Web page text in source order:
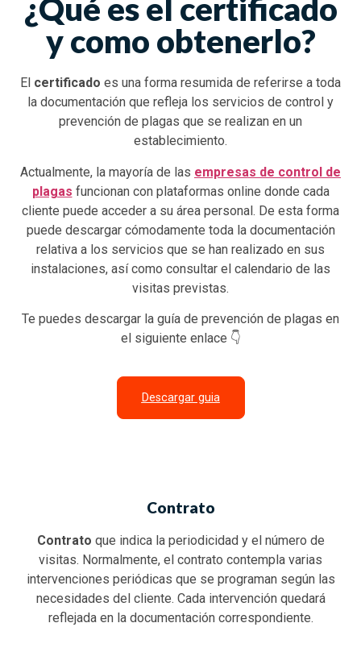
¿Qué es el certificado
y como obtenerlo?
El certificado es una forma resumida de referirse a toda
la documentación que refleja los servicios de control y
prevención de plagas que se realizan en un
establecimiento.
Actualmente, la mayoría de las empresas de control de
plagas funcionan con plataformas online donde cada
cliente puede acceder a su área personal. De esta forma
puede descargar cómodamente toda la documentación
relativa a los servicios que se han realizado en sus
instalaciones, así como consultar el calendario de las
visitas previstas.
Te puedes descargar la guía de prevención de plagas en
el siguiente enlace 👇
Descargar guia
Contrato
Contrato que indica la periodicidad y el número de
visitas. Normalmente, el contrato contempla varias
intervenciones periódicas que se programan según las
necesidades del cliente. Cada intervención quedará
reflejada en la documentación correspondiente.